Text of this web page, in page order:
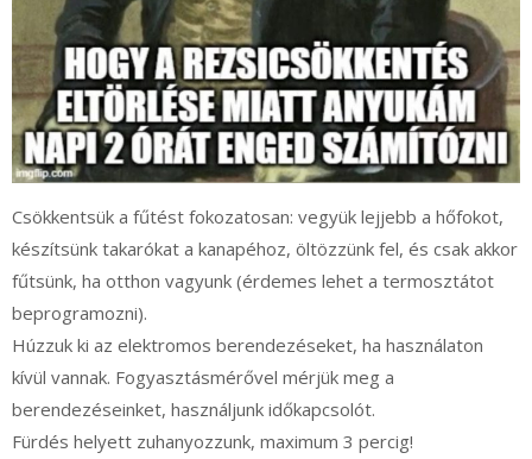
Csökkentsük a fűtést fokozatosan: vegyük lejjebb a hőfokot,
készítsünk takarókat a kanapéhoz, öltözzünk fel, és csak akkor
fűtsünk, ha otthon vagyunk (érdemes lehet a termosztátot
beprogramozni).
Húzzuk ki az elektromos berendezéseket, ha használaton
kívül vannak. Fogyasztásmérővel mérjük meg a
berendezéseinket, használjunk időkapcsolót.
Fürdés helyett zuhanyozzunk, maximum 3 percig!